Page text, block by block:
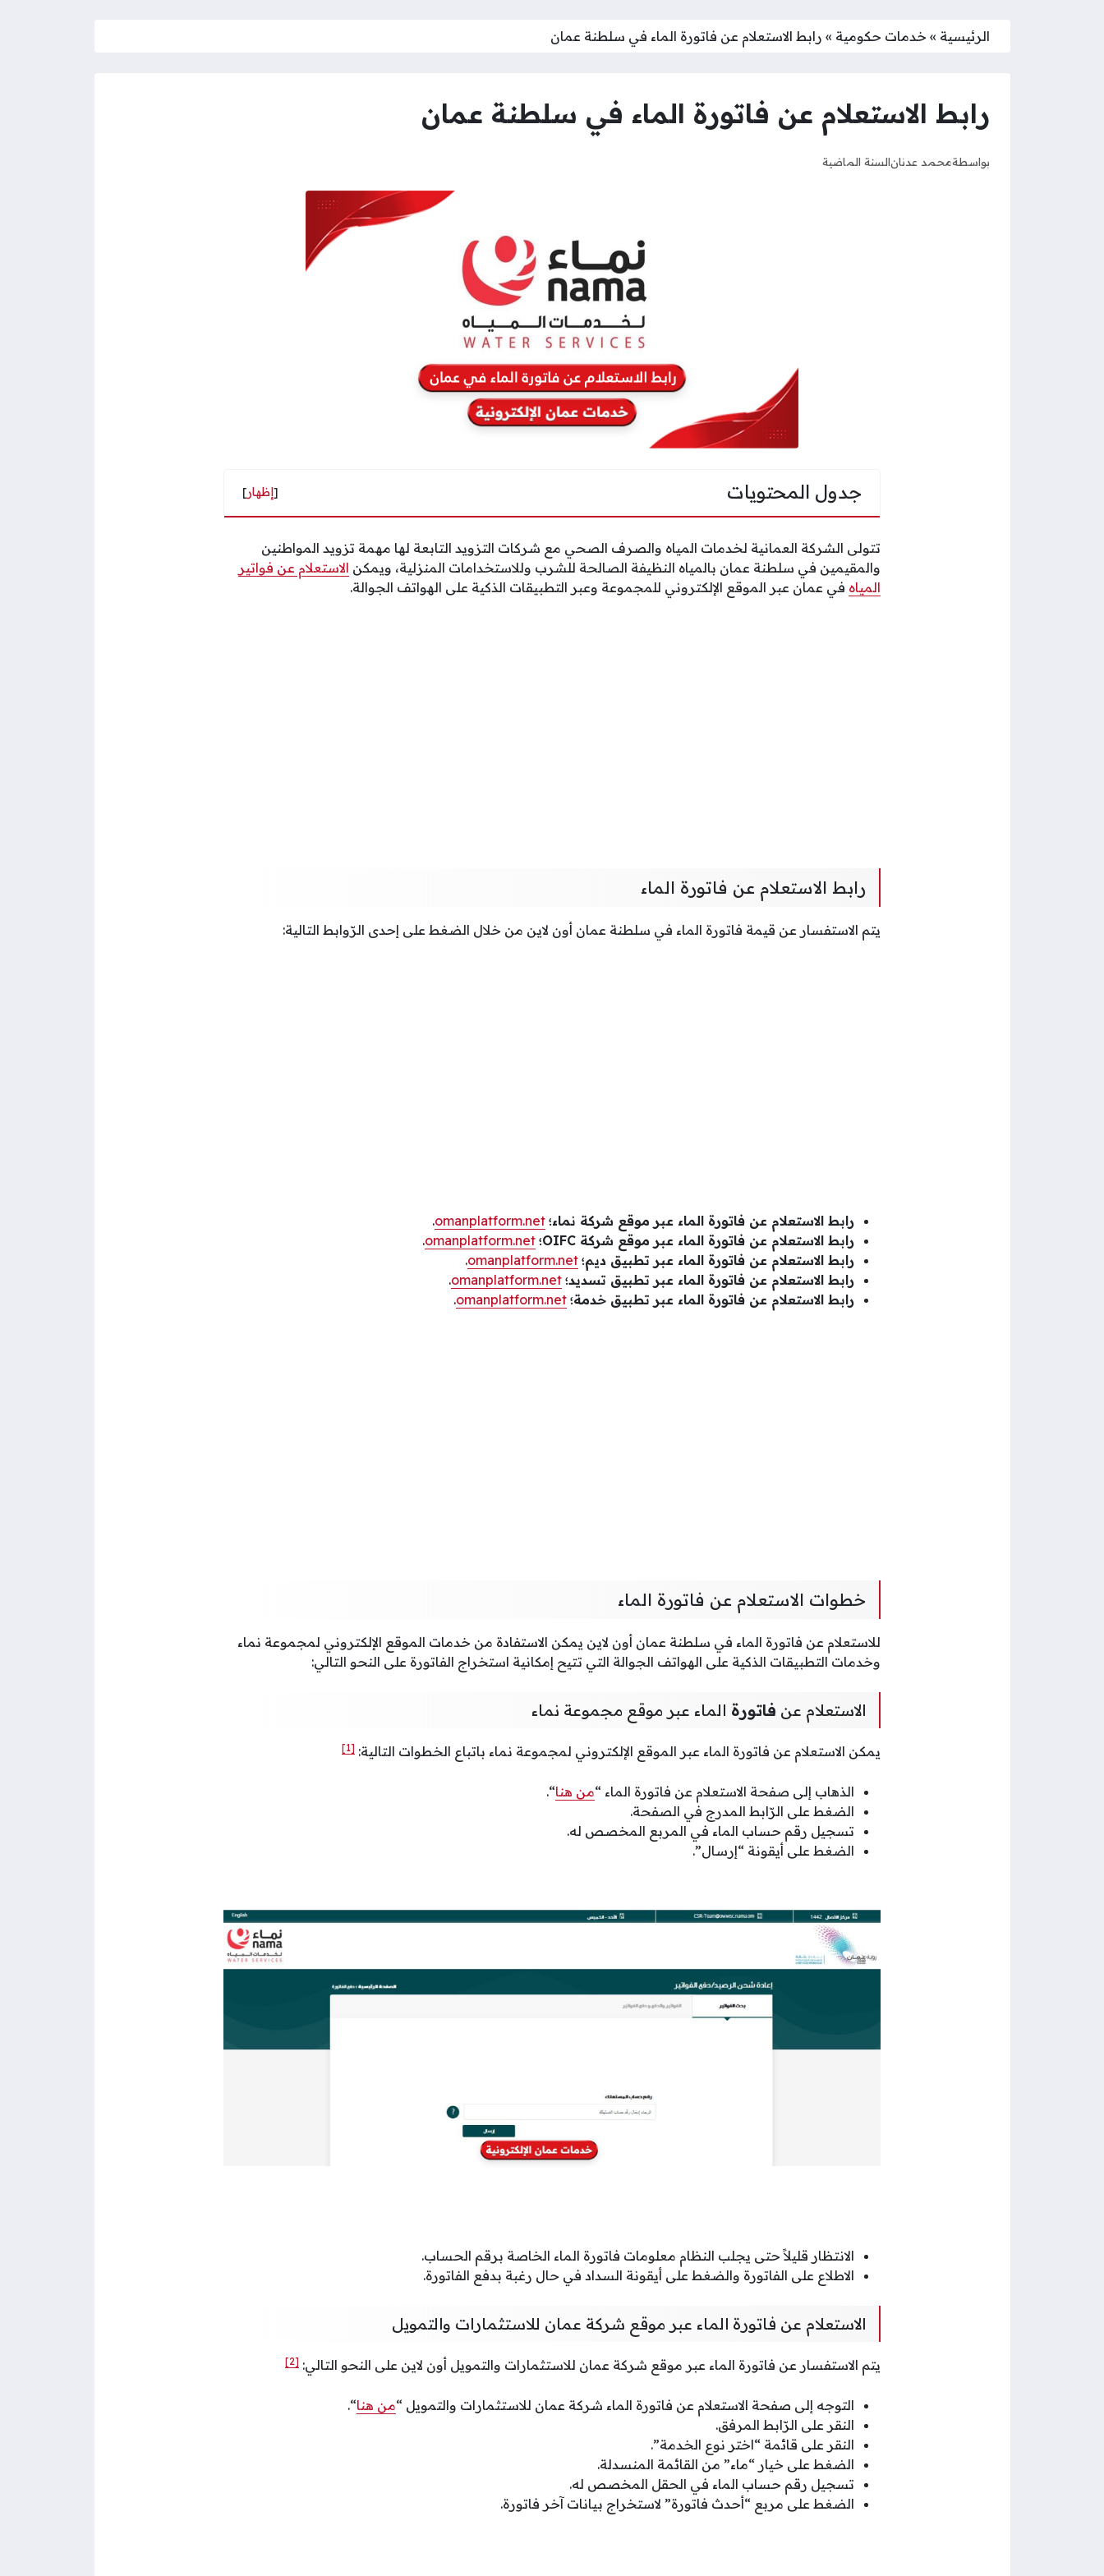
الرئيسية » خدمات حكومية » رابط الاستعلام عن فاتورة الماء في سلطنة عمان
رابط الاستعلام عن فاتورة الماء في سلطنة عمان
بواسطةمحمد عدنانالسنة الماضية
جدول المحتويات [إظهار]
تتولى الشركة العمانية لخدمات المياه والصرف الصحي مع شركات التزويد التابعة لها مهمة تزويد المواطنين
والمقيمين في سلطنة عمان بالمياه النظيفة الصالحة للشرب وللاستخدامات المنزلية، ويمكن الاستعلام عن فواتير
المياه في عمان عبر الموقع الإلكتروني للمجموعة وعبر التطبيقات الذكية على الهواتف الجوالة.
رابط الاستعلام عن فاتورة الماء
يتم الاستفسار عن قيمة فاتورة الماء في سلطنة عمان أون لاين من خلال الضغط على إحدى الرّوابط التالية:
رابط الاستعلام عن فاتورة الماء عبر موقع شركة نماء؛ omanplatform.net
.
رابط الاستعلام عن فاتورة الماء عبر موقع شركة OIFC؛
omanplatform.net
.
رابط الاستعلام عن فاتورة الماء عبر تطبيق ديم؛ omanplatform.net
.
رابط الاستعلام عن فاتورة الماء عبر تطبيق تسديد؛ omanplatform.net
.
رابط الاستعلام عن فاتورة الماء عبر تطبيق خدمة؛ omanplatform.net
.
خطوات الاستعلام عن فاتورة الماء
للاستعلام عن فاتورة الماء في سلطنة عمان أون لاين يمكن الاستفادة من خدمات الموقع الإلكتروني لمجموعة نماء
وخدمات التطبيقات الذكية على الهواتف الجوالة التي تتيح إمكانية استخراج الفاتورة على النحو التالي:
الاستعلام عن فاتورة الماء عبر موقع مجموعة نماء
يمكن الاستعلام عن فاتورة الماء عبر الموقع الإلكتروني لمجموعة نماء باتباع الخطوات التالية: [1]
الذهاب إلى صفحة الاستعلام عن فاتورة الماء “من هنا“.
الضغط على الرّابط المدرج في الصفحة.
تسجيل رقم حساب الماء في المربع المخصص له.
الضغط على أيقونة “إرسال”.
الانتظار قليلاً حتى يجلب النظام معلومات فاتورة الماء الخاصة برقم الحساب.
الاطلاع على الفاتورة والضغط على أيقونة السداد في حال رغبة بدفع الفاتورة.
الاستعلام عن فاتورة الماء عبر موقع شركة عمان للاستثمارات والتمويل
يتم الاستفسار عن فاتورة الماء عبر موقع شركة عمان للاستثمارات والتمويل أون لاين على النحو التالي: [2]
التوجه إلى صفحة الاستعلام عن فاتورة الماء شركة عمان للاستثمارات والتمويل “من هنا“.
النقر على الرّابط المرفق.
النقر على قائمة “اختر نوع الخدمة”.
الضغط على خيار “ماء” من القائمة المنسدلة.
تسجيل رقم حساب الماء في الحقل المخصص له.
الضغط على مربع “أحدث فاتورة” لاستخراج بيانات آخر فاتورة.